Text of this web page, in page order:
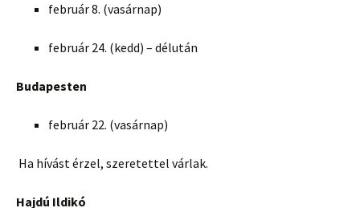
február 8. (vasárnap)
február 24. (kedd) – délután
Budapesten
február 22. (vasárnap)
Ha hívást érzel, szeretettel várlak.
Hajdú Ildikó